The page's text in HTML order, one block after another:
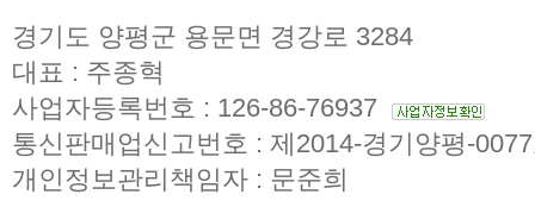
경기도 양평군 용문면 경강로 3284
대표 : 주종혁
사업자등록번호 : 126-86-76937
통신판매업신고번호 : 제2014-경기양평-
개인정보관리책임자 : 문준희